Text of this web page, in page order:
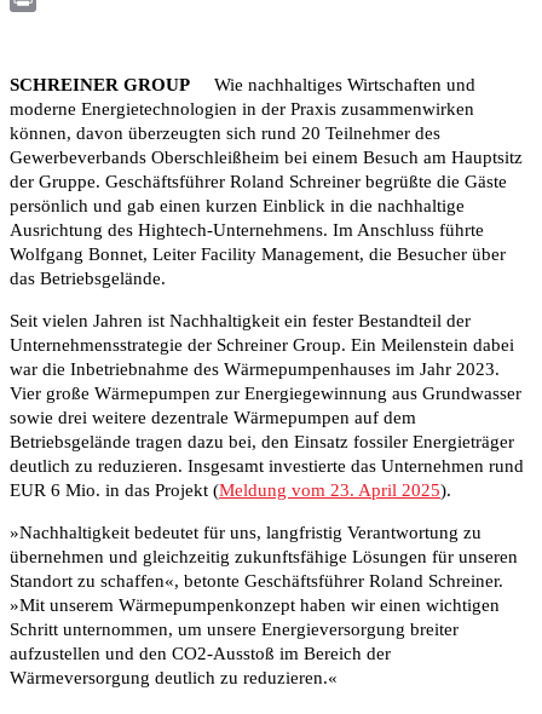
SCHREINER GROUP Wie nachhaltiges Wirtschaften und
moderne Energietechnologien in der Praxis zusammenwirken
können, davon überzeugten sich rund 20 Teilnehmer des
Gewerbeverbands Oberschleißheim bei einem Besuch am Hauptsitz
der Gruppe. Geschäftsführer Roland Schreiner begrüßte die Gäste
persönlich und gab einen kurzen Einblick in die nachhaltige
Ausrichtung des Hightech-Unternehmens. Im Anschluss führte
Wolfgang Bonnet, Leiter Facility Management, die Besucher über
das Betriebsgelände.
Seit vielen Jahren ist Nachhaltigkeit ein fester Bestandteil der
Unternehmensstrategie der Schreiner Group. Ein Meilenstein dabei
war die Inbetriebnahme des Wärmepumpenhauses im Jahr 2023.
Vier große Wärmepumpen zur Energiegewinnung aus Grundwasser
sowie drei weitere dezentrale Wärmepumpen auf dem
Betriebsgelände tragen dazu bei, den Einsatz fossiler Energieträger
deutlich zu reduzieren. Insgesamt investierte das Unternehmen rund
EUR 6 Mio. in das Projekt (Meldung vom 23. April 2025).
»Nachhaltigkeit bedeutet für uns, langfristig Verantwortung zu
übernehmen und gleichzeitig zukunftsfähige Lösungen für unseren
Standort zu schaffen«, betonte Geschäftsführer Roland Schreiner.
»Mit unserem Wärmepumpenkonzept haben wir einen wichtigen
Schritt unternommen, um unsere Energieversorgung breiter
aufzustellen und den CO2-Ausstoß im Bereich der
Wärmeversorgung deutlich zu reduzieren.«